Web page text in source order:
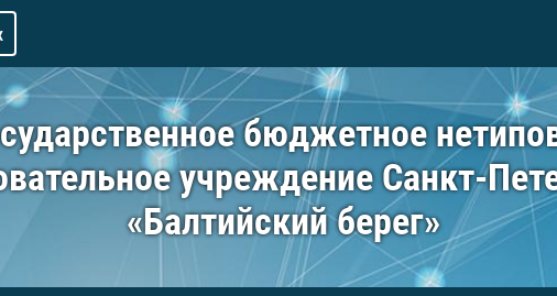
бюджетное
учреждение Санкт-
«Балтийский берег»